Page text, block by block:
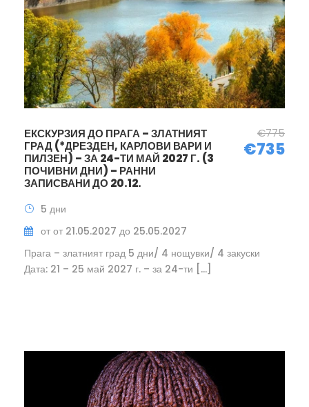
ЕКСКУРЗИЯ ДО ПРАГА – ЗЛАТНИЯТ
ГРАД (*ДРЕЗДЕН, КАРЛОВИ ВАРИ И
ПИЛЗЕН) – ЗА 24-ТИ МАЙ 2027 Г. (3
ПОЧИВНИ ДНИ) – РАННИ
ЗАПИСВАНИ ДО 20.12.
€775
€735
5 дни
от от 21.05.2027 до 25.05.2027
Прага – златният град 5 дни/ 4 нощувки/ 4 закуски
Дата: 21 – 25 май 2027 г. – за 24-ти […]